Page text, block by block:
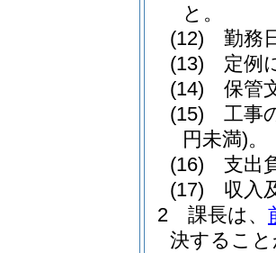
と。
(12)
勤務
(13)
定例
(14)
保管
(15)
工事
円未満)。
(16)
支出
(17)
収入
2
課長は、
決するこ